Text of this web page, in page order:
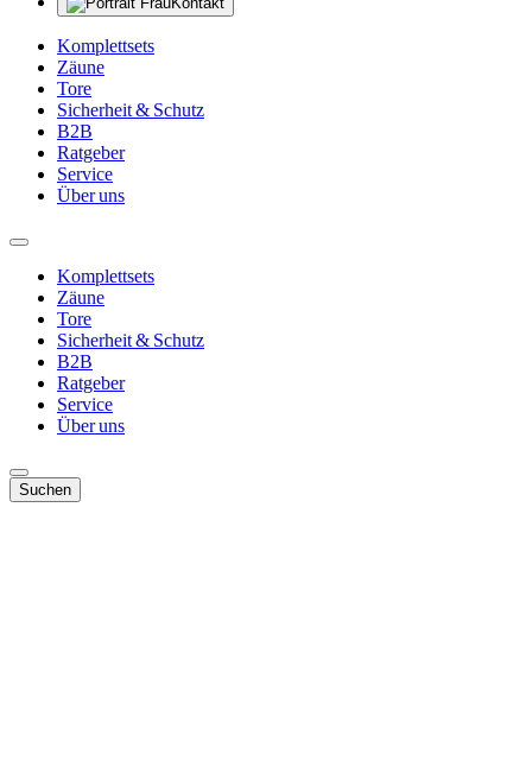
Komplettsets
Zäune
Tore
Sicherheit & Schutz
B2B
Ratgeber
Service
Über uns
Komplettsets
Zäune
Tore
Sicherheit & Schutz
B2B
Ratgeber
Service
Über uns
Suchen